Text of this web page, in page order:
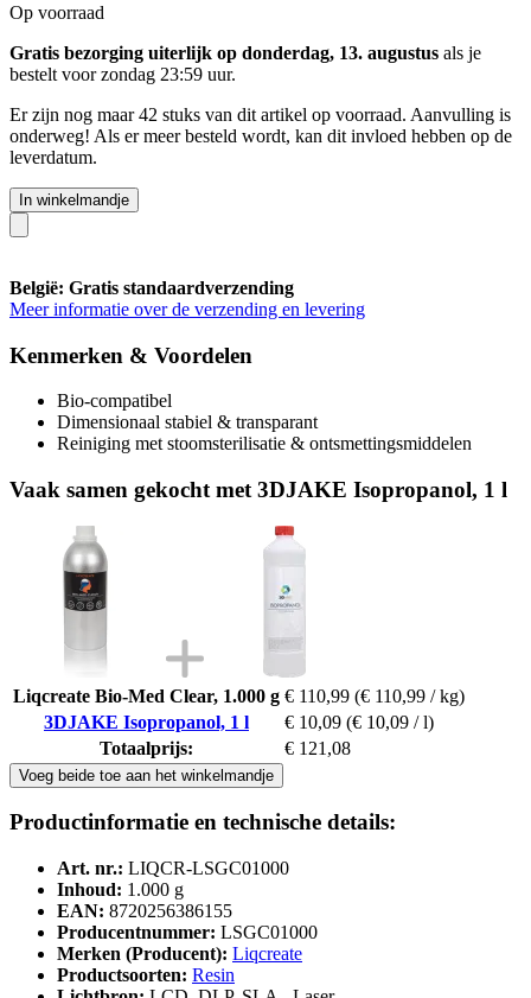
Op voorraad
Gratis bezorging uiterlijk op donderdag, 13. augustus als je
bestelt voorzondag 23:59 uur.
Er zijn nog maar 42 stuks van dit artikel op voorraad. Aanvulling is
onderweg! Als er meer besteld wordt, kan dit invloed hebben op de
leverdatum.
In winkelmandje
België: Gratis standaardverzending
Meer informatie over de verzending en levering
Kenmerken & Voordelen
Bio-compatibel
Dimensionaal stabiel & transparant
Reiniging met stoomsterilisatie & ontsmettingsmiddelen
Vaak samen gekocht met 3DJAKE Isopropanol, 1 l
Liqcreate Bio-Med Clear, 1.000 g € 110,99 (€ 110,99 / kg)
3DJAKE Isopropanol, 1 l
€ 10,09 (€ 10,09 / l)
Totaalprijs:
€ 121,08
Voeg beide toe aan het winkelmandje
Productinformatie en technische details:
Art. nr.: LIQCR-LSGC01000
Inhoud: 1.000 g
EAN: 8720256386155
Producentnummer: LSGC01000
Merken (Producent): Liqcreate
Productsoorten: Resin